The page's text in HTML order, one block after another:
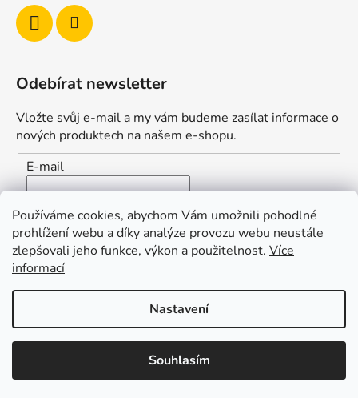
Používáme cookies, abychom Vám umožnili pohodlné
prohlížení webu a díky analýze provozu webu neustále
zlepšovali jeho funkce, výkon a použitelnost. Více
informací
Nastavení
Souhlasím
Odebírat newsletter
Vložte svůj e-mail a my vám budeme zasílat informace o
nových produktech na našem e-shopu.
E-mail
Vložením e-mailu souhlasíte s
podmínkami ochrany
osobních údajů
PŘIHLÁSIT SE
Vytvořil Shoptet
Duofishing. Všechna práva vyhrazena.
Upravit nastavení cookies